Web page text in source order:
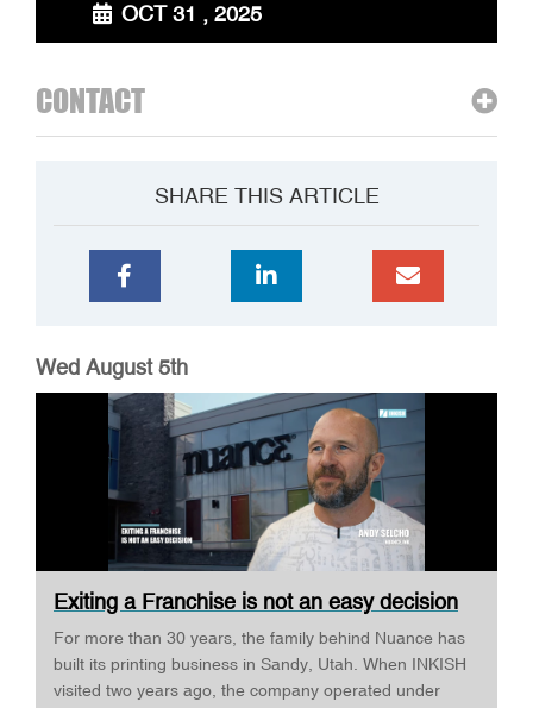
OCT 31 , 2025
CONTACT
SHARE THIS ARTICLE
Wed August 5th
Exiting a Franchise is not an easy decision
�...
For more than 30 years, the family behind Nuance has
built its printing business in Sandy, Utah. When INKISH
visited two years ago, the company operated under